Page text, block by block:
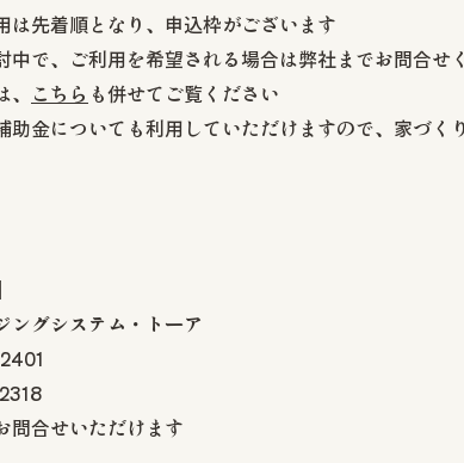
は先着順となり、申込枠がございます
中で、ご利用を希望される場合は弊社までお問合せ
こちら も併せてご覧ください
助金についても利用していただけますので、家づく
グシステム・トーア
問合せいただけます